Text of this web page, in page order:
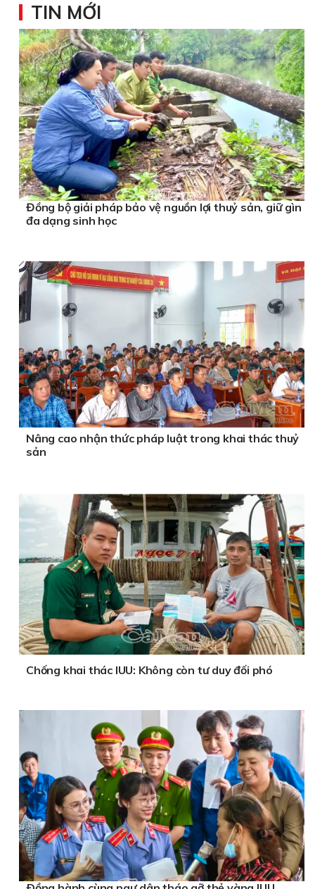
TIN MỚI
Đồng bộ giải pháp bảo vệ nguồn lợi thuỷ sản, giữ gìn
đa dạng sinh học
Nâng cao nhận thức pháp luật trong khai thác thuỷ
sản
Chống khai thác IUU: Không còn tư duy đối phó